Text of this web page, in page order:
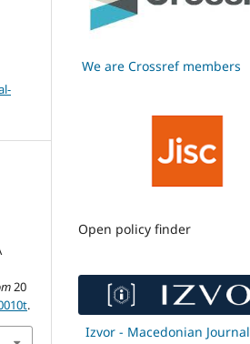
20
.
We are Crossref members
Open policy finder
Izvor - Macedonian Journal